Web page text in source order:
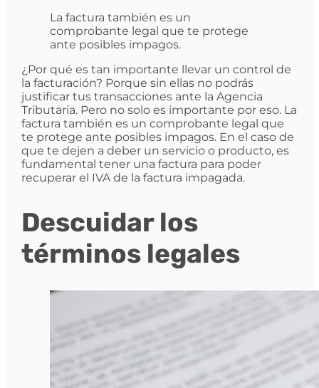
La factura también es un
comprobante legal que te protege
ante posibles impagos.
¿Por qué es tan importante llevar un control de
la facturación? Porque sin ellas no podrás
justificar tus transacciones ante la Agencia
Tributaria. Pero no solo es importante por eso. La
factura también es un comprobante legal que
te protege ante posibles impagos. En el caso de
que te dejen a deber un servicio o producto, es
fundamental tener una factura para poder
recuperar el IVA de la factura impagada.
Descuidar los
términos legales